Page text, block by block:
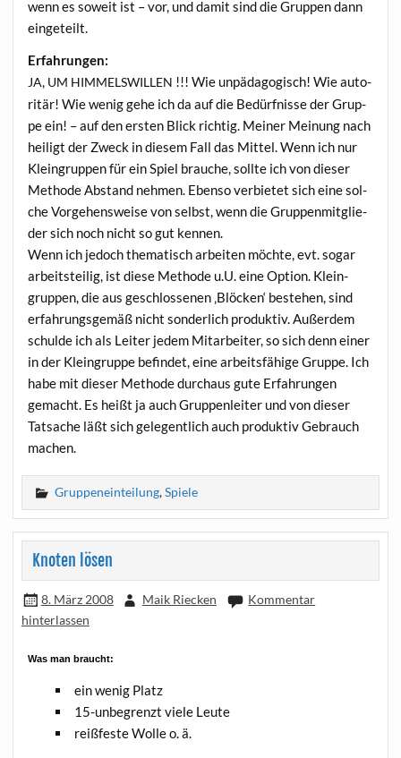
wenn es soweit ist – vor, und damit sind die Grup­pen dann
eingeteilt.
Erfah­run­gen:
JA UM HIMMELSWILLEN !!! Wie unpäd­ago­gisch! Wie auto­
ri­tär! Wie wenig gehe ich da auf die Bedürf­nis­se der Grup­
pe ein! – auf den ers­ten Blick rich­tig. Mei­ner Mei­nung nach
hei­ligt der Zweck in die­sem Fall das Mit­tel. Wenn ich nur
Klein­grup­pen für ein Spiel brau­che, soll­te ich von die­ser
Metho­de Abstand neh­men. Eben­so ver­bie­tet sich eine sol­
che Vor­ge­hens­wei­se von selbst, wenn die Grup­pen­mit­glie­
der sich noch nicht so gut kennen.
Wenn ich jedoch the­ma­tisch arbei­ten möch­te, evt. sogar
arbeits­tei­lig, ist die­se Metho­de u.U. eine Opti­on. Klein­
grup­pen, die aus geschlos­se­nen ‚Blö­cken‘ bestehen, sind
erfah­rungs­ge­mäß nicht son­der­lich pro­duk­tiv. Außer­dem
schul­de ich als Lei­ter jedem Mit­ar­bei­ter, so sich denn einer
in der Klein­grup­pe befin­det, eine arbeits­fä­hi­ge Grup­pe. Ich
habe mit die­ser Metho­de durch­aus gute Erfah­run­gen
gemacht. Es heißt ja auch Grup­pen­lei­ter und von die­ser
Tat­sa­che läßt sich gele­gent­lich auch pro­duk­tiv Gebrauch
machen.
Gruppeneinteilung,Spiele
Knoten lösen
8. März 2008 Maik Riecken
Kommentar
hinterlassen
Was man braucht:
ein wenig Platz
15-unbe­grenzt vie­le Leute
reiß­fes­te Wol­le o. ä.